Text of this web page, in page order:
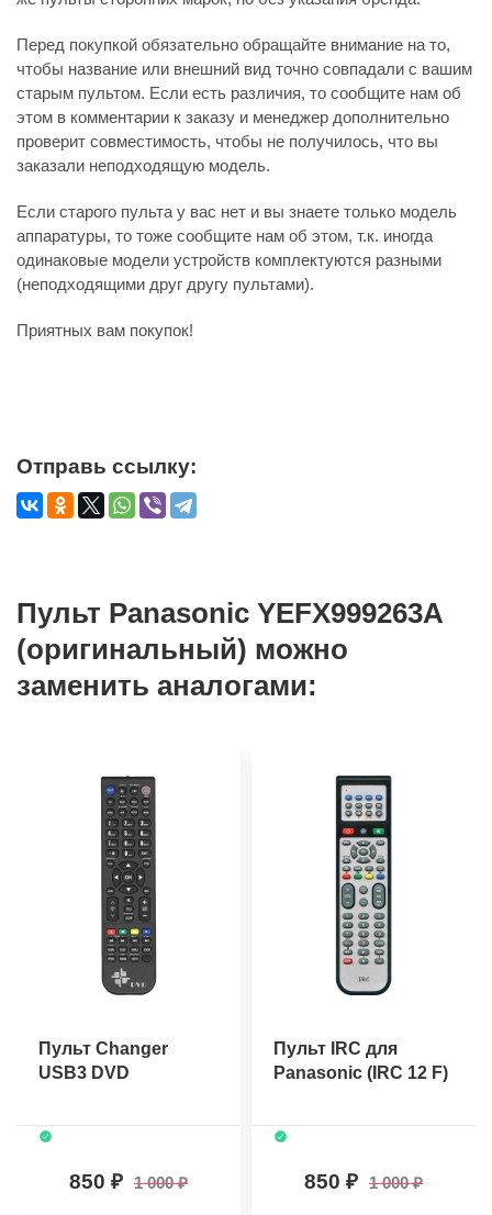
Перед покупкой обязательно обращайте внимание на то,
чтобы название или внешний вид точно совпадали с вашим
старым пультом. Если есть различия, то сообщите нам об
этом в комментарии к заказу и менеджер дополнительно
проверит совместимость, чтобы не получилось, что вы
заказали неподходящую модель.
Если старого пульта у вас нет и вы знаете только модель
аппаратуры, то тоже сообщите нам об этом, т.к. иногда
одинаковые модели устройств комплектуются разными
(неподходящими друг другу пультами).
Приятных вам покупок!
Отправь ссылку:
Пульт Panasonic YEFX999263A
(оригинальный) можно
заменить аналогами:
Пульт Changer
USB3 DVD
850 1 000
Пульт IRC для
Panasonic (IRC 12 F)
850 1 000